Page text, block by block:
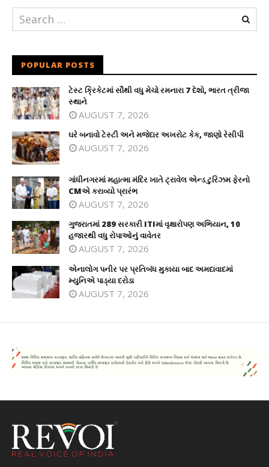
POPULAR POSTS
ટેસ્ટ ક્રિકેટમાં સૌથી વધુ મેચો રમનારા 7 દેશો, ભારત ત્રીજા
સ્થાને
AUGUST 7, 2026
ઘરે બનાવો ટેસ્ટી અને મજેદાર અખરોટ કેક, જાણો રેસીપી
AUGUST 7, 2026
ગાંધીનગરમાં મહાત્મા મંદિર ખાતે ટ્રાવેલ એન્ડ ટુરિઝમ ફેરનો
CMએ કરાવ્યો પ્રારંભ
AUGUST 7, 2026
ગુજરાતમાં 289 સરકારી ITIમાં વૃક્ષારોપણ અભિયાન, 10
હજારથી વધુ રોપાઓનું વાવેતર
AUGUST 7, 2026
એનાલોગ પનીર પર પ્રતિબંધ મુકાયા બાદ અમદાવાદમાં
મ્યુનિએ પાડ્યા દરોડા
AUGUST 7, 2026